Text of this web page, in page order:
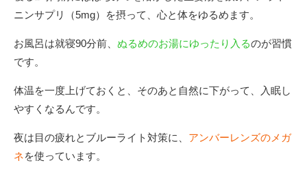
ニンサプリ（5mg）を摂って、⼼と体をゆるめます。
お⾵呂は就寝90分前、 ぬるめのお湯にゆったり⼊るのが習慣
です。
体温を⼀度上げておくと、そのあと⾃然に下がって、⼊眠し
やすくなるんです。
夜は⽬の疲れとブルーライト対策に、 アンバーレンズのメガ
ネを使っています。